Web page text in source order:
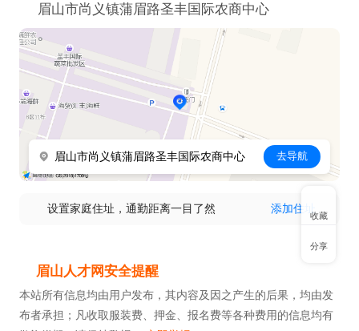
眉山市尚义镇蒲眉路圣丰国际农商中心
眉山市尚义镇蒲眉路圣丰国际农商中心 去导航
设置家庭住址，通勤距离一目了然 添加住址
眉山人才网安全提醒
本站所有信息均由用户发布，其内容及因之产生的后果，均由发
布者承担；凡收取服装费、押金、报名费等各种费用的信息均有
收藏
分享